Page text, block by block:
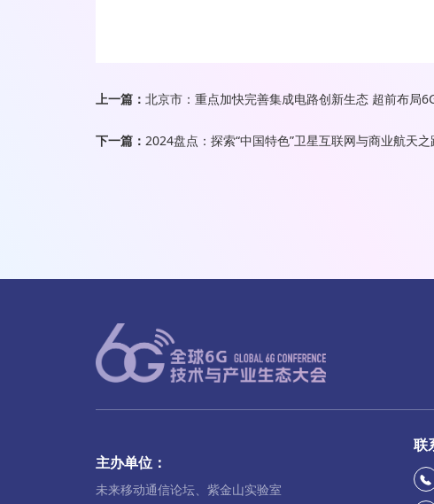
上一篇： 北京市：重点加快完善集成电路创新生态 超前布局
下一篇： 2024盘点：探索“中国特色”卫星互联网与商业航天之
主办单位：
未来移动通信论坛、紫金山实验室
联